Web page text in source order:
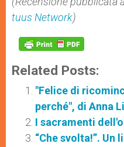
tuus Network)
Related Posts:
"Felice di
perché", di Anna
I sacramenti
“Che svolta!”. Un